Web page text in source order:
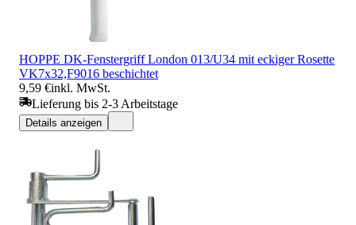
HOPPE DK-Fenstergriff London 013/U34 mit eckiger Rosette
VK7x32,F9016 beschichtet
9,59 €inkl. MwSt.
Lieferung bis 2-3 Arbeitstage
Details anzeigen